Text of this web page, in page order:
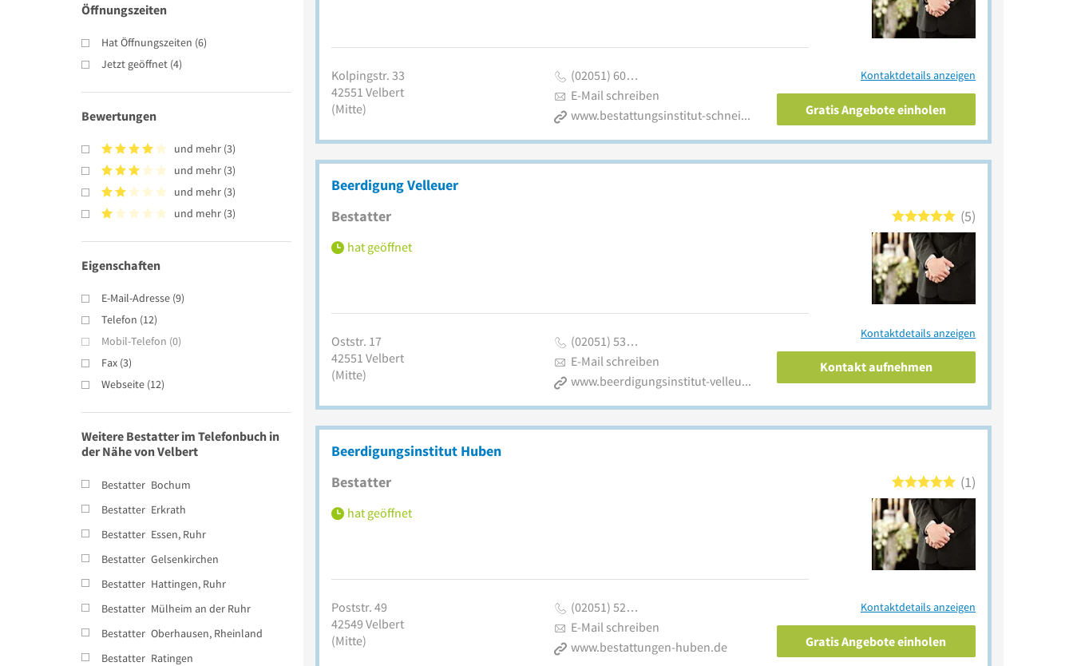
Öffnungszeiten
Hat Öffnungszeiten (6)
Jetzt geöffnet (4)
Bewertungen
und mehr (3)
und mehr (3)
und mehr (3)
und mehr (3)
Eigenschaften
E-Mail-Adresse (9)
Telefon (12)
Mobil-Telefon (0)
Fax (3)
Webseite (12)
Weitere Bestatter im Telefonbuch in
der Nähe von Velbert
Bestatter Bochum
Bestatter Erkrath
Bestatter Essen, Ruhr
Bestatter Gelsenkirchen
Bestatter Hattingen, Ruhr
Bestatter Mülheim an der Ruhr
Bestatter Oberhausen, Rheinland
Bestatter Ratingen
Kolpingstr. 33
42551 Velbert
(Mitte)
(02051) 60…
E-Mail schreiben
www.bestattungsinstitut-schneider.de
Kontaktdetails anzeigen
Gratis Angebote einholen
Beerdigung Velleuer
Bestatter
hat geöffnet
5
Oststr. 17
42551 Velbert
(Mitte)
(02051) 53…
E-Mail schreiben
www.beerdigungsinstitut-velleuer.de
Kontaktdetails anzeigen
Kontakt aufnehmen
Beerdigungsinstitut Huben
Bestatter
hat geöffnet
1
Poststr. 49
42549 Velbert
(Mitte)
(02051) 52…
E-Mail schreiben
www.bestattungen-huben.de
Kontaktdetails anzeigen
Gratis Angebote einholen